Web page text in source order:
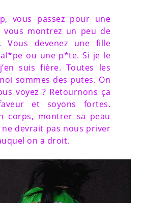
vous passez pour une
vous montrez un peu de
Vous devenez une fille
ou une p*te. Si je le
suis fière. Toutes les
sommes des putes. On
voyez ? Retournons ça
et soyons fortes.
corps, montrer sa peau
devrait pas nous priver
on a droit.